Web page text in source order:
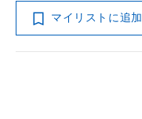
マイリストに追加